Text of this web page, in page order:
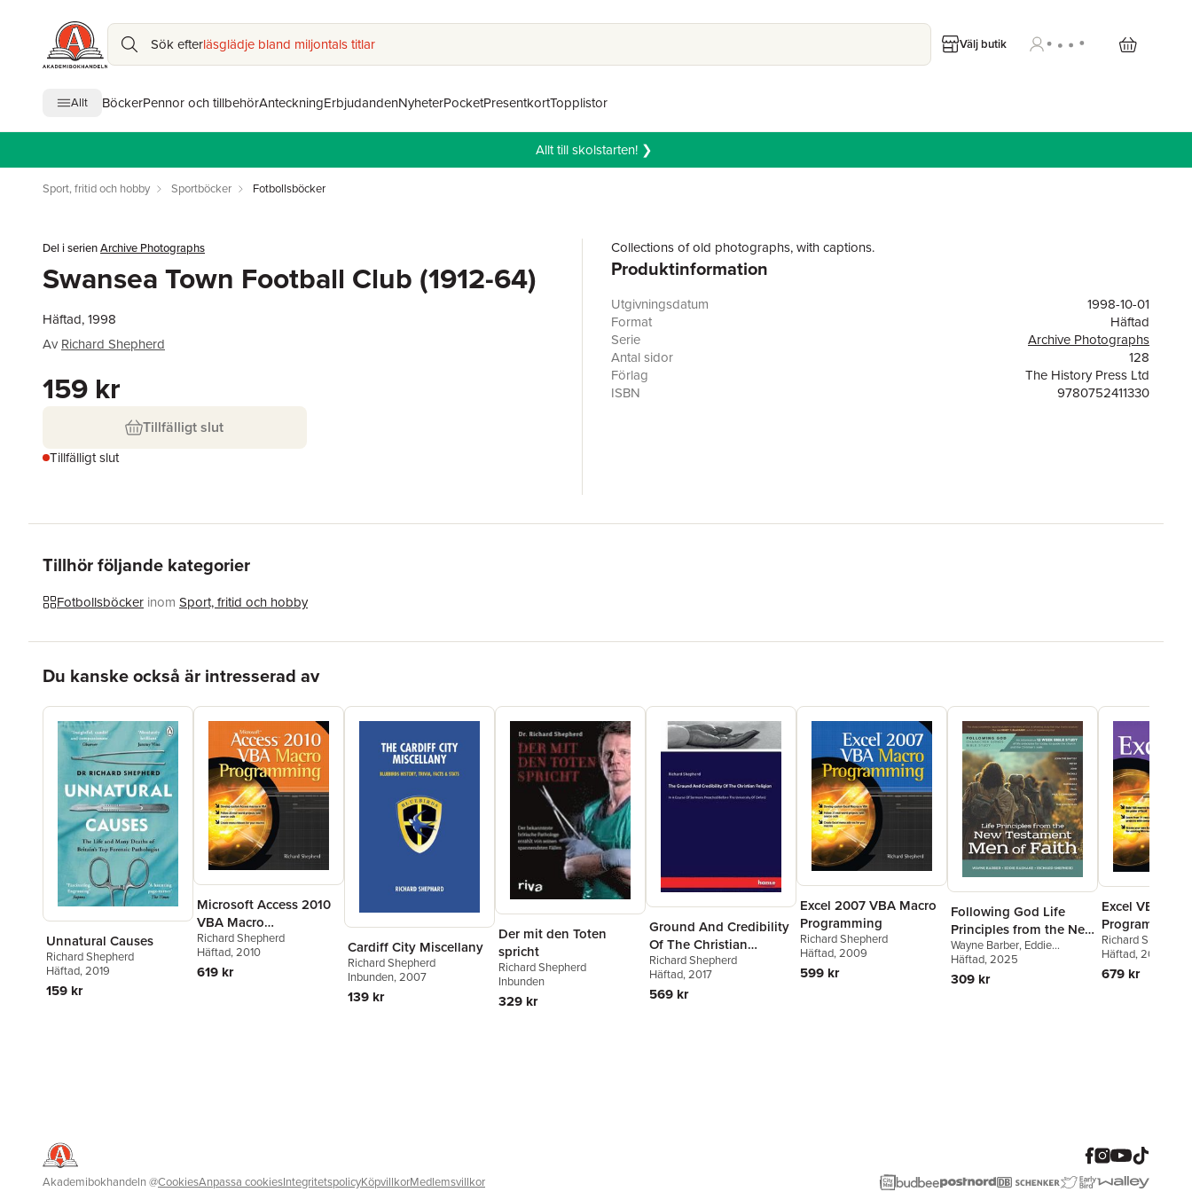
Sök efterläsglädje bland miljontals titlar Välj butik
Allt BöckerPennor och tillbehörAnteckningErbjudandenNyheterPocketPresentkortTopplistor
Allt till skolstarten! ❯
Sport, fritid och hobby Sportböcker Fotbollsböcker
Del i serienArchive Photographs
Swansea Town Football Club (1912-64)
Häftad, 1998
Av Richard Shepherd
159 kr
Tillfälligt slut
Tillfälligt slut
Collections of old photographs, with captions.
Produktinformation
Utgivningsdatum
1998-10-01
Format
Häftad
Serie
Archive Photographs
Antal sidor
128
Förlag
The History Press Ltd
ISBN
9780752411330
Tillhör följande kategorier
Fotbollsböcker inom Sport, fritid och hobby
Du kanske också är intresserad av
Unnatural Causes
Richard Shepherd
Häftad, 2019
159 kr
Microsoft Access 2010
VBA Macro
Programming
Richard Shepherd
Häftad, 2010
619 kr
Cardiff City Miscellany
Richard Shepherd
Inbunden, 2007
139 kr
Der mit den Toten
spricht
Richard Shepherd
Inbunden
329 kr
Ground And Credibility
Of The Christian
Religion
Richard Shepherd
Häftad, 2017
569 kr
Excel 2007 VBA Macro
Programming
Richard Shepherd
Häftad, 2009
599 kr
Following God Life
Principles from the New
Testament
Wayne Barber, Eddie
Rasnake,Richard Shepherd
Häftad, 2025
309 kr
Excel VBA
Programming
Richard Shepherd
Häftad, 2004
679 kr
Akademibokhandeln@CookiesAnpassa cookiesIntegritetspolicyKöpvillkorMedlemsvillkor